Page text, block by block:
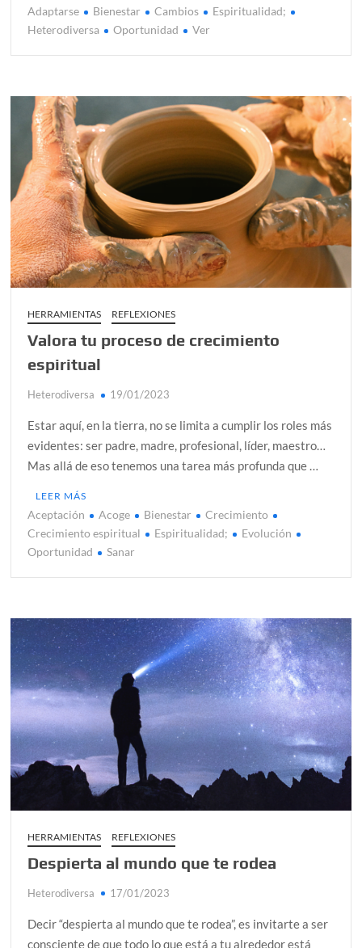
Adaptarse Bienestar Cambios
Espiritualidad;
Heterodiversa
Oportunidad Ver
HERRAMIENTAS REFLEXIONES
Valora tu proceso de crecimiento
espiritual
Heterodiversa 19/01/2023
Estar aquí, en la tierra, no se limita a cumplir los roles más
evidentes: ser padre, madre, profesional, líder, maestro…
Mas allá de eso tenemos una tarea más profunda que …
LEER MÁS
Aceptación Acoge Bienestar
Crecimiento
Crecimiento espiritual
Espiritualidad;
Evolución
Oportunidad
Sanar
HERRAMIENTAS REFLEXIONES
Despierta al mundo que te rodea
Heterodiversa 17/01/2023
Decir “despierta al mundo que te rodea”, es invitarte a ser
consciente de que todo lo que está a tu alrededor está